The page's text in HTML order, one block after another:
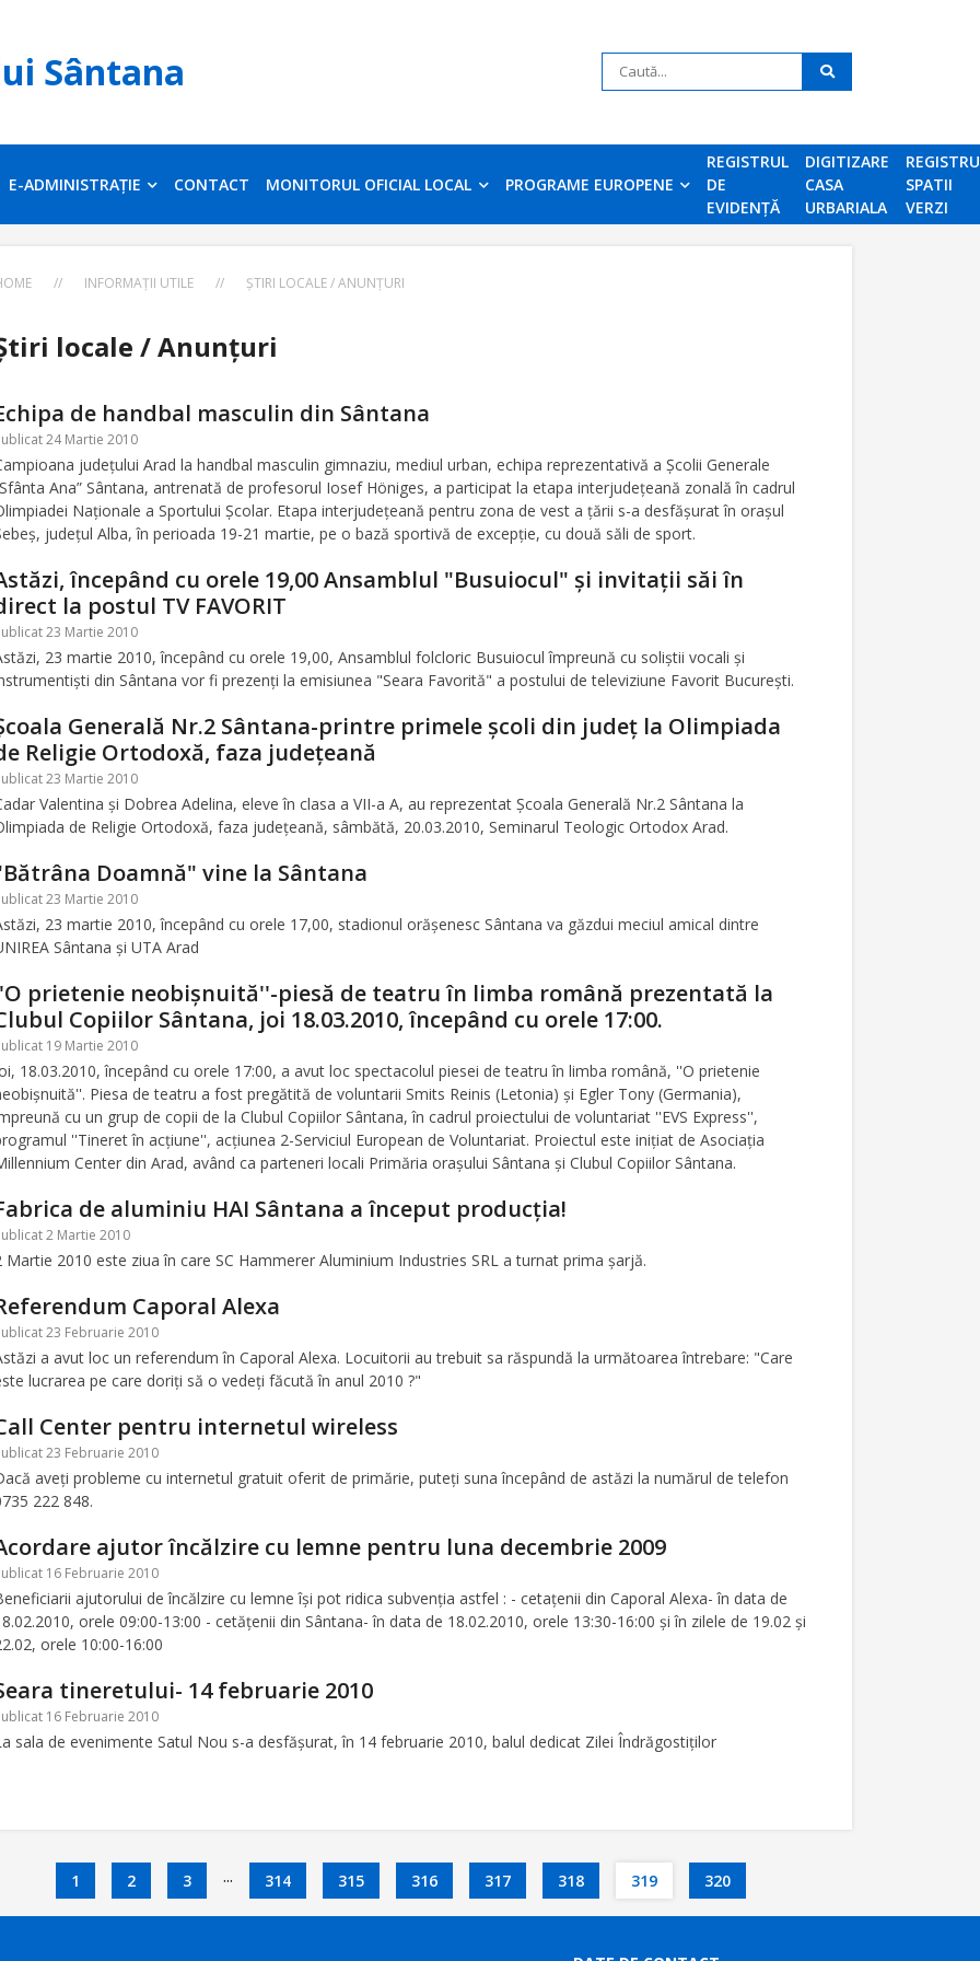
Sântana
E-ADMINISTRAȚIE CONTACT MONITORUL OFICIAL LOCAL PROGRAME EUROPENE
REGISTRUL
DE
EVIDENȚĂ
DIGITIZARE
CASA
URBARIALA
REGISTRU
SPATII
VERZI
// INFORMAȚII UTILE // ȘTIRI LOCALE / ANUNȚURI
locale / Anunțuri
de handbal masculin din Sântana
24 Martie 2010
judeţului Arad la handbal masculin gimnaziu, mediul urban, echipa reprezentativă a Şcolii Generale
Ana” Sântana, antrenată de profesorul Iosef Höniges, a participat la etapa interjudeţeană zonală în cadrul
Naţionale a Sportului Şcolar. Etapa interjudeţeană pentru zona de vest a ţării s-a desfăşurat în oraşul
judeţul Alba, în perioada 19-21 martie, pe o bază sportivă de excepţie, cu două săli de sport.
începând cu orele 19,00 Ansamblul "Busuiocul" şi invitaţii săi în
la postul TV FAVORIT
23 Martie 2010
23 martie 2010, începând cu orele 19,00, Ansamblul folcloric Busuiocul împreună cu soliştii vocali şi
din Sântana vor fi prezenţi la emisiunea "Seara Favorită" a postului de televiziune Favorit Bucureşti.
Generală Nr.2 Sântana-printre primele şcoli din judeţ la Olimpiada
Religie Ortodoxă, faza judeţeană
23 Martie 2010
Valentina şi Dobrea Adelina, eleve în clasa a VII-a A, au reprezentat Şcoala Generală Nr.2 Sântana la
de Religie Ortodoxă, faza judeţeană, sâmbătă, 20.03.2010, Seminarul Teologic Ortodox Arad.
Doamnă" vine la Sântana
23 Martie 2010
23 martie 2010, începând cu orele 17,00, stadionul orăşenesc Sântana va găzdui meciul amical dintre
Sântana şi UTA Arad
prietenie neobişnuită''-piesă de teatru în limba română prezentată la
Copiilor Sântana, joi 18.03.2010, începând cu orele 17:00.
19 Martie 2010
18.03.2010, începând cu orele 17:00, a avut loc spectacolul piesei de teatru în limba română, ''O prietenie
Piesa de teatru a fost pregătită de voluntarii Smits Reinis (Letonia) şi Egler Tony (Germania),
cu un grup de copii de la Clubul Copiilor Sântana, în cadrul proiectului de voluntariat ''EVS Express'',
''Tineret în acţiune'', acţiunea 2-Serviciul European de Voluntariat. Proiectul este iniţiat de Asociaţia
Center din Arad, având ca parteneri locali Primăria oraşului Sântana şi Clubul Copiilor Sântana.
de aluminiu HAI Sântana a început producţia!
2 Martie 2010
Martie 2010 este ziua în care SC Hammerer Aluminium Industries SRL a turnat prima şarjă.
Caporal Alexa
23 Februarie 2010
a avut loc un referendum în Caporal Alexa. Locuitorii au trebuit sa răspundă la următoarea întrebare: "Care
lucrarea pe care doriţi să o vedeţi făcută în anul 2010 ?"
Center pentru internetul wireless
23 Februarie 2010
aveţi probleme cu internetul gratuit oferit de primărie, puteţi suna începând de astăzi la numărul de telefon
222 848.
ajutor încălzire cu lemne pentru luna decembrie 2009
16 Februarie 2010
ajutorului de încălzire cu lemne îşi pot ridica subvenţia astfel : - cetaţenii din Caporal Alexa- în data de
orele 09:00-13:00 - cetăţenii din Sântana- în data de 18.02.2010, orele 13:30-16:00 şi în zilele de 19.02 şi
orele 10:00-16:00
tineretului- 14 februarie 2010
16 Februarie 2010
sala de evenimente Satul Nou s-a desfăşurat, în 14 februarie 2010, balul dedicat Zilei Îndrăgostiţilor
1 2 3 ... 314 315 316 317 318 319 320